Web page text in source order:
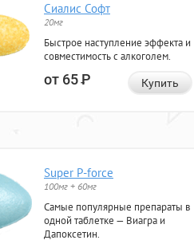
Сиалис Софт
20мг
Быстрое наступление эффекта и
совместимость с алкоголем.
от 65Р Купить
Super P-force
100мг + 60мг
Самые популярные препараты в
одной таблетке — Виагра и
Дапоксетин.